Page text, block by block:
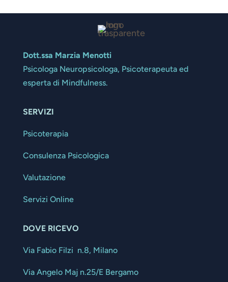
Dott.ssa Marzia Menotti
Psicologa Neuropsicologa, Psicoterapeuta ed
esperta di Mindfulness.
SERVIZI
Psicoterapia
Consulenza Psicologica
Valutazione
Servizi Online
DOVE RICEVO
Via Fabio Filzi n.8, Milano
Via Angelo Maj n.25/E Bergamo